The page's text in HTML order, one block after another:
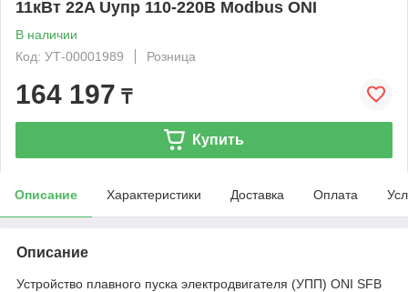
11кВт 22A Uупр 110-220В Modbus ONI
В наличии
Код: УТ-00001989
Розница
164 197 ₸
Купить
Описание Характеристики Доставка Оплата
Описание
Устройство плавного пуска электродвигателя (УПП) ONI SFB